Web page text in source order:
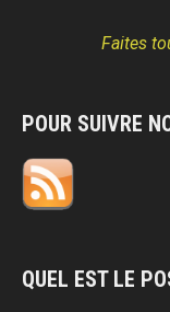
Faites
POUR SUIVRE
QUEL EST LE